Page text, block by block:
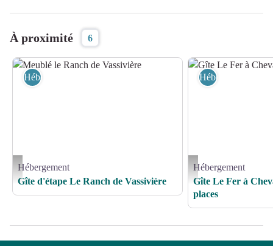
À proximité 6
Meublé le Ranch de Vassivière - Le Ranch du Lac
Hébergement
Hébergement
Gîte d'étape Le Ranch de Vassivière
Gîte Le Fer à Cheval
Hébergement
Hébergement
Gîte Le Fer à
places